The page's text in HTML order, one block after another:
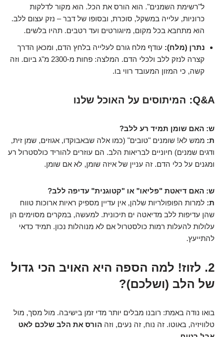
ל"רשימת השמנים". הוא הורס את הכל. הוא מקור לדלקות
כרוניות, עלייה במשקל, סוכרת, ובסופו של דבר – נזק עצום ללב.
הוא מתחבא בכל מקום, מיוגורטים ועד רטבים. תהיו בלשים.
נתרן (מלח): עודף מלח גורם לעלייה בלחץ הדם, ומכאן הדרך
קצרה לנזק ללב ולכלי הדם. המלצה: פחות מ-2300 מ"ג ביום. וזה
קשה, כי המזון המעובד רווי בו.
Q&A: המיתוסים על האוכל שלנו
ש: האם שומן תמיד רע ללב?
ת: ממש לא! שומנים "טובים" (כמו אלה שבאבוקדו, אגוזים, שמן זית,
ודגים שמנים) חיוניים לבריאות הלב. הם עוזרים להוריד כולסטרול רע
ומגנים על כלי הדם. זה עניין של איזה שומן, לא אם שומן.
ש: האם דיאטת "פליאו" או "קטוגנית" עדיפה ללב?
ת: למרות הפופולריות שלהן, אין עדיין מספיק ראיות ארוכות טווח
שהן עדיפות ללב מדיאטה ים תיכונית. למעשה, במקרים מסוימים הן
עלולות להעלות רמות כולסטרול אם לא מנוהלות נכון. תמיד כדאי
להתייעץ.
2. לזוז! למה הספה היא האויב הכי גדול
של הלב (ושלכם)?
בואו נודה באמת: רובנו מבלים יותר מדי זמן בישיבה. מול מסך, מול
טלוויזיה, באוטו. זה נוח, זה נעים, וזה הורס את הלב שלכם לאט